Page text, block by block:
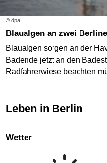
© dpa
Blaualgen an zwei
Blaualgen sorgen an der
Badende jetzt an den
Radfahrerwiese beachten
Leben in Berlin
Wetter